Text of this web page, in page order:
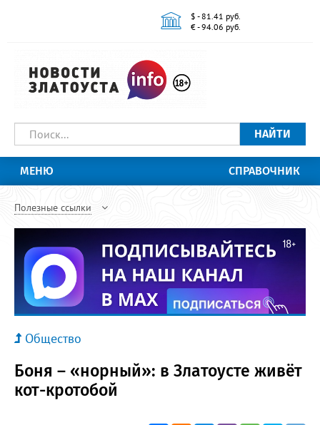
$ - 81.41 руб.
€ - 94.06 руб.
НАЙТИ
МЕНЮ СПРАВОЧНИК
Полезные ссылки
Общество
Боня – «норный»: в Златоусте живёт
кот-кротобой